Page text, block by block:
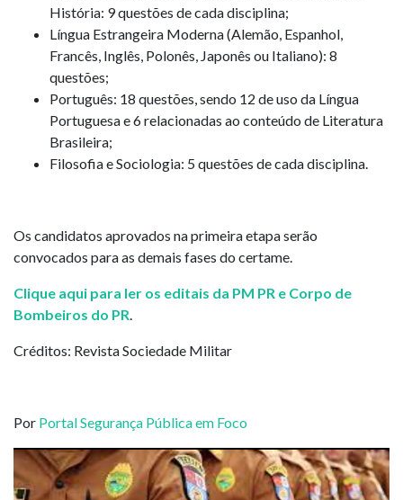
História: 9 questões de cada disciplina;
Língua Estrangeira Moderna (Alemão, Espanhol,
Francês, Inglês, Polonês, Japonês ou Italiano): 8
questões;
Português: 18 questões, sendo 12 de uso da Língua
Portuguesa e 6 relacionadas ao conteúdo de Literatura
Brasileira;
Filosofia e Sociologia: 5 questões de cada disciplina.
Os candidatos aprovados na primeira etapa serão
convocados para as demais fases do certame.
Clique aqui para ler os editais da PM PR e Corpo de
Bombeiros do PR.
Créditos: Revista Sociedade Militar
Por Portal Segurança Pública em Foco